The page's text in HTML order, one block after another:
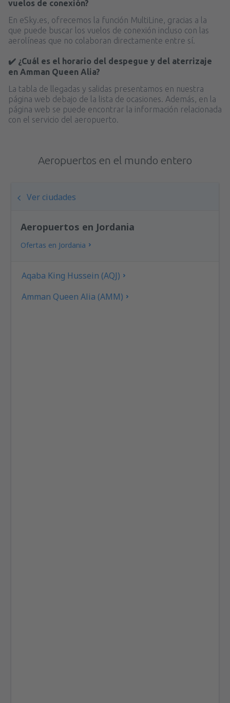
vuelos de conexión?
En eSky.es, ofrecemos la función MultiLine, gracias a la
que puede buscar los vuelos de conexión incluso con las
aerolíneas que no colaboran directamente entre sí.
✔️ ¿Cuál es el horario del despegue y del aterrizaje
en Amman Queen Alia?
La tabla de llegadas y salidas presentamos en nuestra
página web debajo de la lista de ocasiones. Además, en la
página web se puede encontrar la información relacionada
con el servicio del aeropuerto.
Aeropuertos en el mundo entero
Ver ciudades
Aeropuertos en Jordania
Ofertas en Jordania
Aqaba King Hussein (AQJ)
Amman Queen Alia (AMM)